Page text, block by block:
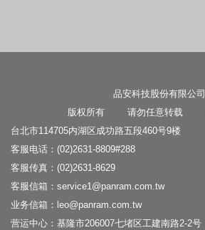
品安科技股份有限公司
版权所有 请勿任意转载
台北市114705内湖区成功路五段460号9楼
客服电话：(02)2631-8809#288
客服传真：(02)2631-8629
客服信箱： service1@panram.com.tw
业务信箱： leo@panram.com.tw
营运中心：基隆市206007七堵区工建南路2-2号